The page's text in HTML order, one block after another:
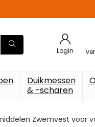
Login
Duikmessen
& -scharen
Zwemvest voor